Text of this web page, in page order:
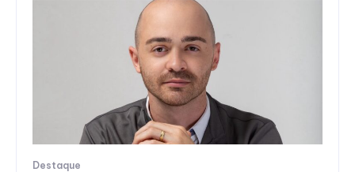
Destaque